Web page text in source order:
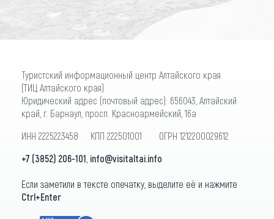
Туристский информационный центр Алтайского края
(ТИЦ Алтайского края)
Юридический адрес (почтовый адрес): 656043, Алтайский
край, г. Барнаул, просп. Красноармейский, 16а
ИНН 2225223458 КПП 222501001 ОГРН 1212200029612
+7 (3852) 206-101 info@visitaltai.info
Если заметили в тексте опечатку, выделите её и нажмите
Ctrl+Enter